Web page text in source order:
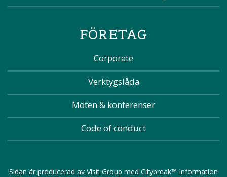
FÖRETAG
Corporate
Verktygslåda
Möten & konferenser
Code of conduct
Sidan är producerad av Visit Group med Citybreak™ Information